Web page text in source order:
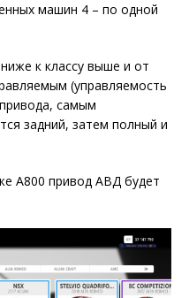
машин 4 – по одной
к классу выше и от
(управляемость
самым
задний, затем полный и
А800 привод АВД будет